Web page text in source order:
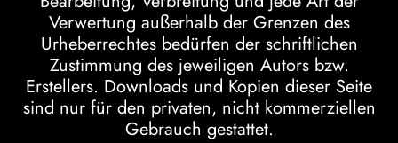
Verwertung außerhalb der Grenzen des
Urheberrechtes bedürfen der schriftlichen
Zustimmung des jeweiligen Autors bzw.
Erstellers. Downloads und Kopien dieser Seite
sind nur für den privaten, nicht kommerziellen
Gebrauch gestattet.